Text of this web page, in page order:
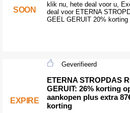
SOON
klik nu, hete deal voor u,
deal voor ETERNA
GEEL GERUIT 20% korting
EXPIRE
Geverifieerd
ETERNA STROPDAS
GERUIT: 26% korting
aankopen plus extra
korting